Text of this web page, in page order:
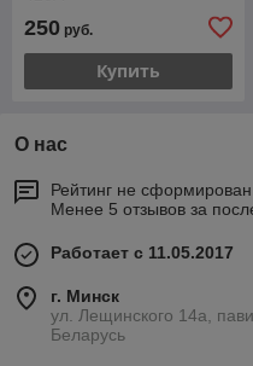
250 руб.
Купить
О нас
Рейтинг не сформирован
Менее 5 отзывов за
Работает с 11.05.2017
г. Минск
ул. Лещинского 14а,
Беларусь